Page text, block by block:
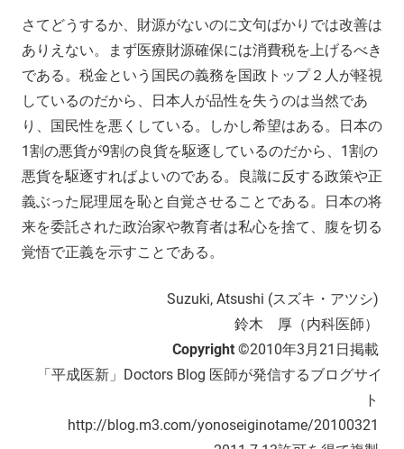
さてどうするか、財源がないのに文句ばかりでは改善は
ありえない。まず医療財源確保には消費税を上げるべき
である。税金という国民の義務を国政トップ２人が軽視
しているのだから、日本人が品性を失うのは当然であ
り、国民性を悪くしている。しかし希望はある。日本の
1割の悪貨が9割の良貨を駆逐しているのだから、1割の
悪貨を駆逐すればよいのである。良識に反する政策や正
義ぶった屁理屈を恥と自覚させることである。日本の将
来を委託された政治家や教育者は私心を捨て、腹を切る
覚悟で正義を示すことである。
Suzuki, Atsushi (スズキ・アツシ)
鈴木 厚（内科医師）
Copyright ©2010年3月21日掲載
「平成医新」Doctors Blog 医師が発信するブログサイ
ト
http://blog.m3.com/yonoseiginotame/20100321